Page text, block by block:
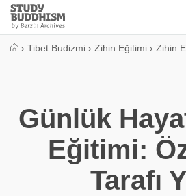
Close
Study
Buddhism
› Tibet Budizmi › Zihin Eğitimi › Zihin
Günlük
Eğitimi:
Tarafı